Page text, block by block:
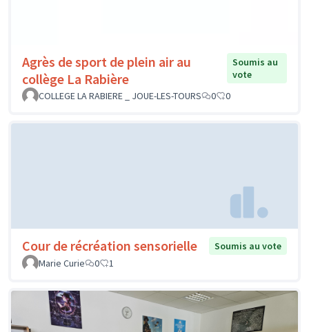
Agrès de sport de plein air au
collège La Rabière
Soumis au
vote
COLLEGE LA RABIERE _ JOUE-LES-TOURS
0 0
Cour de récréation sensorielle
Soumis au vote
Marie Curie
0 1